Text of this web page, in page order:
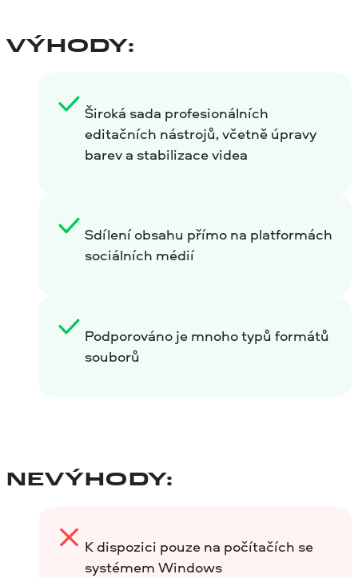
VÝHODY:
Široká sada profesionálních
editačních nástrojů, včetně úpravy
barev a stabilizace videa
Sdílení obsahu přímo na platformách
sociálních médií
Podporováno je mnoho typů formátů
souborů
NEVÝHODY:
K dispozici pouze na počítačích se
systémem Windows